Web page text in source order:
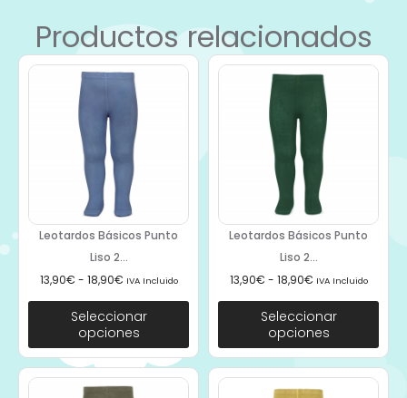
Productos relacionados
Leotardos Básicos Punto
Liso 2...
13,90€ - 18,90€ IVA Incluido
Seleccionar
opciones
Leotardos Básicos Punto
Liso 2...
13,90€ - 18,90€ IVA Incluido
Seleccionar
opciones